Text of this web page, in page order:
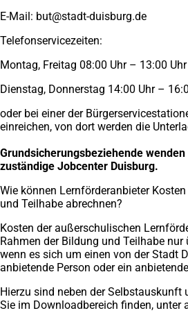
E-Mail: but stadt-duisburg de
Telefonservicezeiten:
Montag, Freitag 08:00 Uhr – 13:00 Uhr
Dienstag, Donnerstag 14:00 Uhr –
oder bei einer der
einreichen, von dort werden die
Grundsicherungsbeziehende
zuständige Jobcenter Duisburg.
Wie können Lernförderanbieter
und Teilhabe abrechnen?
Kosten der außerschulischen
Rahmen der Bildung und Teilhabe nur
wenn es sich um einen von der Stadt
anbietende Person oder ein
Hierzu sind neben der Selbstauskunft
Sie im Downloadbereich finden, unter